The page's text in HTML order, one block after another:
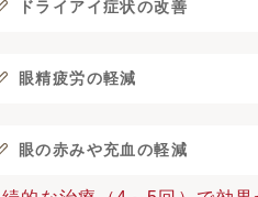
ドライアイ症状の改善
眼精疲労の軽減
眼の赤みや充血の軽減